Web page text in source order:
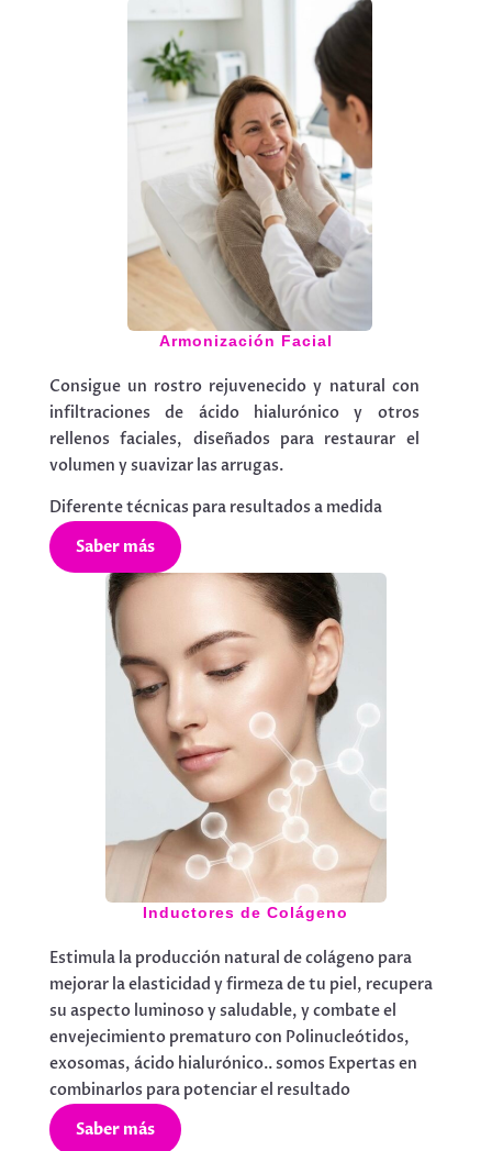
Armonización Facial
Consigue un rostro rejuvenecido y natural con
infiltraciones de ácido hialurónico y otros
rellenos faciales, diseñados para restaurar el
volumen y suavizar las arrugas.
Diferente técnicas para resultados a medida
Saber más
Inductores de Colágeno
Estimula la producción natural de colágeno para
mejorar la elasticidad y firmeza de tu piel, recupera
su aspecto luminoso y saludable, y combate el
envejecimiento prematuro con Polinucleótidos,
exosomas, ácido hialurónico.. somos Expertas en
combinarlos para potenciar el resultado
Saber más